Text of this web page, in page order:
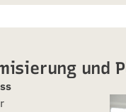
und